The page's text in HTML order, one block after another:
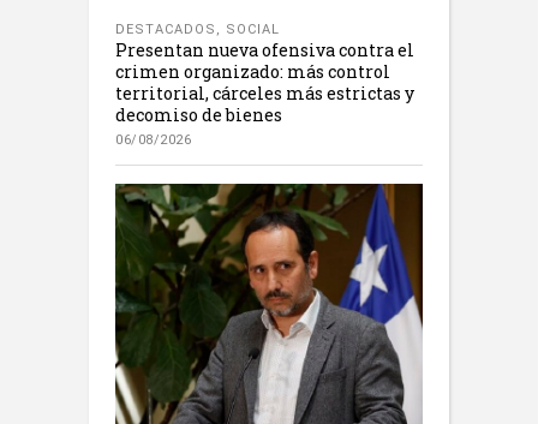
DESTACADOS , SOCIAL
Presentan nueva ofensiva contra el
crimen organizado: más control
territorial, cárceles más estrictas y
decomiso de bienes
06/08/2026